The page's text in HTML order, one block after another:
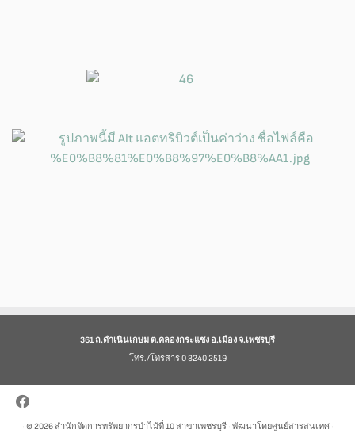
361 ถ.ดำเนินเกษม ต.คลองกระแชง อ.เมือง จ.เพชรบุรี
โทร./โทรสาร 0 3240 2519
· © 2026สำนักจัดการทรัพยากรป่าไม้ที่ 10 สาขาเพชรบุรี· พัฒนาโดยศูนย์สารสนเทศ ·